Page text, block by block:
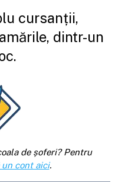
cursanții,
dintr-un
de șoferi? Pentru
un cont aici.